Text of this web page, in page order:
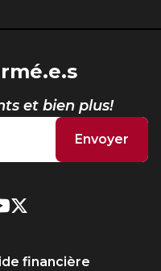
et bien plus!
Envoyer
Lien
site.site.
financière